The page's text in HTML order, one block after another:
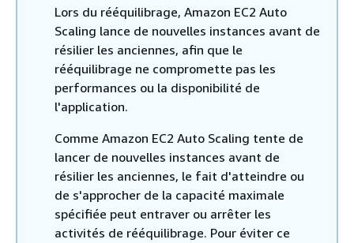
Lors du rééquilibrage, Amazon EC2 Auto
Scaling lance de nouvelles instances avant de
résilier les anciennes, afin que le
rééquilibrage ne compromette pas les
performances ou la disponibilité de
l'application.
Comme Amazon EC2 Auto Scaling tente de
lancer de nouvelles instances avant de
résilier les anciennes, le fait d'atteindre ou
de s'approcher de la capacité maximale
spécifiée peut entraver ou arrêter les
activités de rééquilibrage. Pour éviter ce